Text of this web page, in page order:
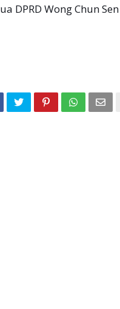
DPRD Wong Chun